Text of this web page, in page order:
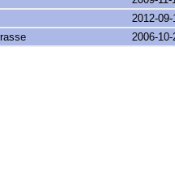
2012-09-
2006-10-